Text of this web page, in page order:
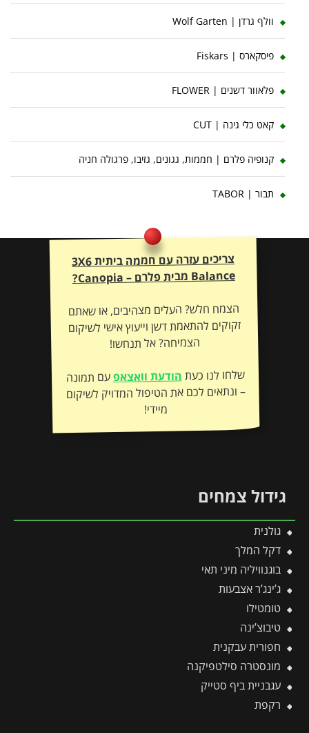
וולף גרדן | Wolf Garten
פיסקארס | Fiskars
פלאוור דשנים | FLOWER
קאט כלי גינה | CUT
קנופיה פלרם | חממות, גגונים, גזיבו, פרגולה חניה
תבור | TABOR
צריכים עזרה עם חממה ביתית 3X6
Balance מבית פלרם – Canopia?
הצמח חלש? העלים מצהיבים, או שאתם
זקוקים להתאמת דשן וייעוץ אישי לשיקום
הצמיחה? אל תנחשו!
שלחו לנו כעתהודעת וואצאפעם תמונה
– ונתאים לכם את הטיפול המדויק לשיקום
מיידי!
גידול צמחים
גולנית
דקל המלך
בוגנוויליה מיני תאי
ג’ינג’ר אצבעות
טומטילו
טיבוצ’ינה
חפורית עבקנית
מונסטרה סילטפיקנה
עגבניית ביף סטייק
רקפת